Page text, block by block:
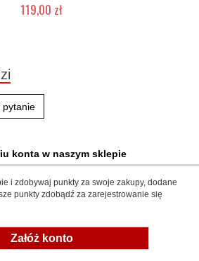
119,00 zł
pytanie
konta w naszym sklepie
i zdobywaj punkty za swoje zakupy, dodane
punkty zdobądź za zarejestrowanie się
Załóż konto